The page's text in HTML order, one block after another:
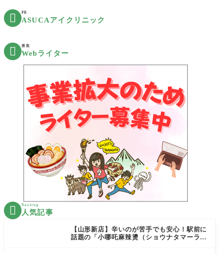
 PR
ASUCAアイクリニック
 募集
Webライター
 Ranking
人気記事
【山形新店】辛いのが苦手でも安心！駅前に
話題の「小哪吒麻辣燙（ショウナタマーラー